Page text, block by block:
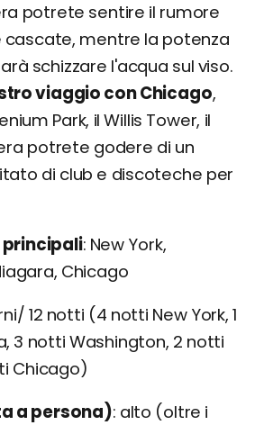
potrete sentire il rumore
mentre la potenza
schizzare l'acqua sul viso.
viaggio con Chicago,
Park, il Willis Tower, il
potrete godere di un
di club e discoteche per
principali New York,
Chicago
12 notti (4 notti New York, 1
3 notti Washington, 2 notti
Chicago)
a persona) alto (oltre i